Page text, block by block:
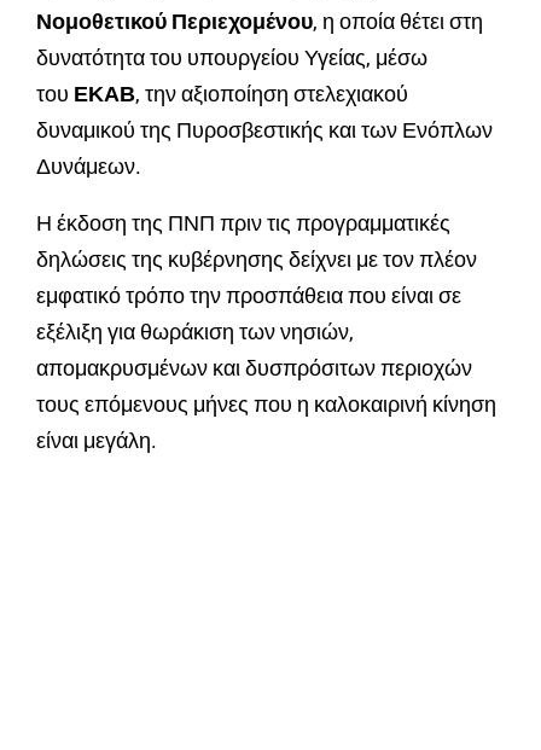
Νομοθετικού Περιεχομένου, η οποία θέτει στη
δυνατότητα του υπουργείου Υγείας, μέσω
του ΕΚΑΒ, την αξιοποίηση στελεχιακού
δυναμικού της Πυροσβεστικής και των Ενόπλων
Δυνάμεων.
Η έκδοση της ΠΝΠ πριν τις προγραμματικές
δηλώσεις της κυβέρνησης δείχνει με τον πλέον
εμφατικό τρόπο την προσπάθεια που είναι σε
εξέλιξη για θωράκιση των νησιών,
απομακρυσμένων και δυσπρόσιτων περιοχών
τους επόμενους μήνες που η καλοκαιρινή κίνηση
είναι μεγάλη.